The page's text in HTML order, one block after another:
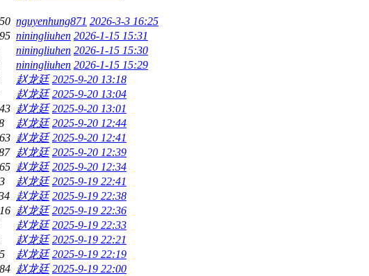
nguyenhung871 2026-3-3 16:25
niningliuhen 2026-1-15 15:31
niningliuhen 2026-1-15 15:30
niningliuhen 2026-1-15 15:29
赵龙廷 2025-9-20 13:18
赵龙廷 2025-9-20 13:04
赵龙廷 2025-9-20 13:01
赵龙廷 2025-9-20 12:44
赵龙廷 2025-9-20 12:41
赵龙廷 2025-9-20 12:39
赵龙廷 2025-9-20 12:34
赵龙廷 2025-9-19 22:41
赵龙廷 2025-9-19 22:38
赵龙廷 2025-9-19 22:36
赵龙廷 2025-9-19 22:33
赵龙廷 2025-9-19 22:21
赵龙廷 2025-9-19 22:19
赵龙廷 2025-9-19 22:00